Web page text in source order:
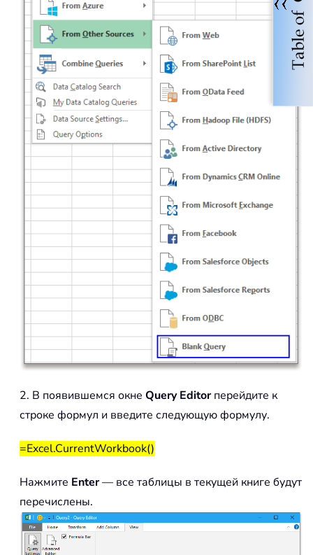
2. В появившемся окне Query Editorперейдите к
строке формул и введите следующую формулу.
=Excel.CurrentWorkbook()
Нажмите Enter— все таблицы в текущей книге будут
перечислены.